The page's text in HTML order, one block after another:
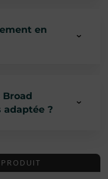
en
Broad
adaptée ?